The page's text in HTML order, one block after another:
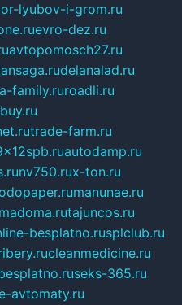
lyubov-i-grom.ru
evro-dez.ru
avtopomosch27.ru
delanalad.ru
family.ruroadli.ru
trade-farm.ru
autodamp.ru
nv750.rux-ton.ru
manunae.ru
madoma.rutajuncos.ru
besplatno.rusplclub.ru
cleanmedicine.ru
seks-365.ru
avtomaty.ru